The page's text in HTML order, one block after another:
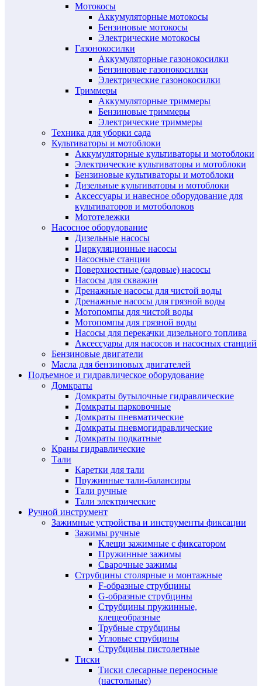
Мотокосы
Аккумуляторные мотокосы
Бензиновые мотокосы
Электрические мотокосы
Газонокосилки
Аккумуляторные газонокосилки
Бензиновые газонокосилки
Электрические газонокосилки
Триммеры
Аккумуляторные триммеры
Бензиновые триммеры
Электрические триммеры
Техника для уборки сада
Культиваторы и мотоблоки
Аккумуляторные культиваторы и мотоблоки
Электрические культиваторы и мотоблоки
Бензиновые культиваторы и мотоблоки
Дизельные культиваторы и мотоблоки
Аксессуары и навесное оборудование для
культиваторов и мотоболоков
Мототележки
Насосное оборудование
Дизельные насосы
Циркуляционные насосы
Насосные станции
Поверхностные (садовые) насосы
Насосы для скважин
Дренажные насосы для чистой воды
Дренажные насосы для грязной воды
Мотопомпы для чистой воды
Мотопомпы для грязной воды
Насосы для перекачки дизельного топлива
Аксессуары для насосов и насосных станций
Бензиновые двигатели
Масла для бензиновых двигателей
Подъемное и гидравлическое оборудование
Домкраты
Домкраты бутылочные гидравлические
Домкраты парковочные
Домкраты пневматические
Домкраты пневмогидравлические
Домкраты подкатные
Краны гидравлические
Тали
Каретки для тали
Пружинные тали-балансиры
Тали ручные
Тали электрические
Ручной инструмент
Зажимные устройства и инструменты фиксации
Зажимы ручные
Клещи зажимные с фиксатором
Пружинные зажимы
Сварочные зажимы
Струбцины столярные и монтажные
F-образные струбцины
G-образные струбцины
Струбцины пружинные,
клещеобразные
Трубные струбцины
Угловые струбцины
Струбцины пистолетные
Тиски
Тиски слесарные переносные
(настольные)